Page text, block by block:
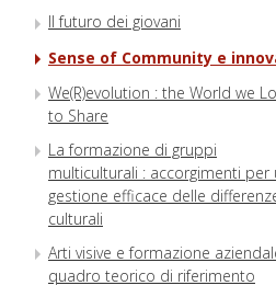
Il futuro dei giovani
Sense of Community e
We(R)evolution : the World we
to Share
La formazione di gruppi
multiculturali : accorgimenti per
gestione efficace delle
culturali
Arti visive e formazione
quadro teorico di riferimento